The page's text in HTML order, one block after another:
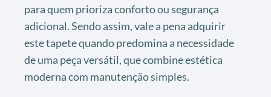
para quem prioriza conforto ou segurança
adicional. Sendo assim, vale a pena adquirir
este tapete quando predomina a necessidade
de uma peça versátil, que combine estética
moderna com manutenção simples.